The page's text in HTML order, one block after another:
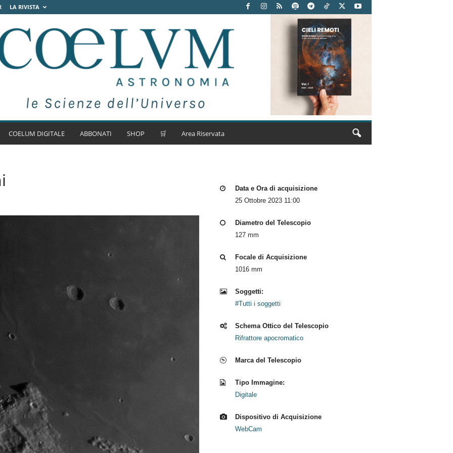
LA RIVISTA
COELUM DIGITALE ABBONATI SHOP 🛒 Area Riservata
Data e Ora di acquisizione
25 Ottobre 2023 11:00
Diametro del Telescopio
127 mm
Focale di Acquisizione
1016 mm
Soggetti:
#Tutti i soggetti
Schema Ottico del Telescopio
Rifrattore apocromatico
Marca del Telescopio
Tipo Immagine:
Digitale
Dispositivo di Acquisizione
WebCam